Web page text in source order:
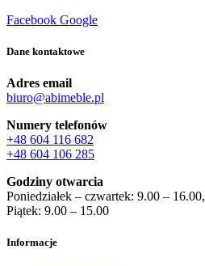
Facebook Google
Dane kontaktowe
Adres email
biuro@abimeble.pl
Numery telefonów
+48 604 116 682
+48 604 106 285
Godziny otwarcia
Poniedziałek – czwartek: 9.00 – 16.00,
Piątek: 9.00 – 15.00
Informacje